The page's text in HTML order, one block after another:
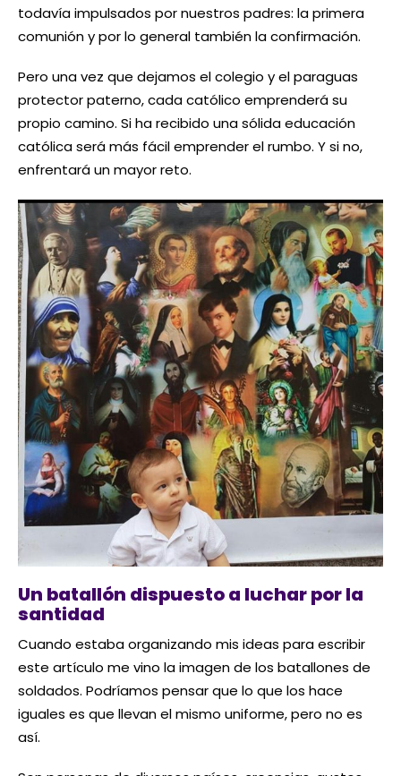
todavía impulsados por nuestros padres: la primera
comunión y por lo general también la confirmación.
Pero una vez que dejamos el colegio y el paraguas
protector paterno, cada católico emprenderá su
propio camino. Si ha recibido una sólida educación
católica será más fácil emprender el rumbo. Y si no,
enfrentará un mayor reto.
Un batallón dispuesto a luchar por la
santidad
Cuando estaba organizando mis ideas para escribir
este artículo me vino la imagen de los batallones de
soldados. Podríamos pensar que lo que los hace
iguales es que llevan el mismo uniforme, pero no es
así.